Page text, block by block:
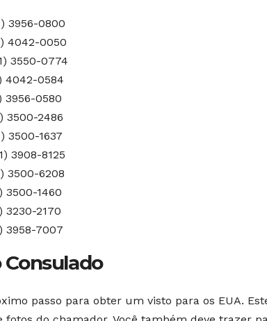
3956-0800
0050
0774
0584
0580
2486
1637
8125
6208
1460
2170
7007
passo para obter um visto para os EUA.